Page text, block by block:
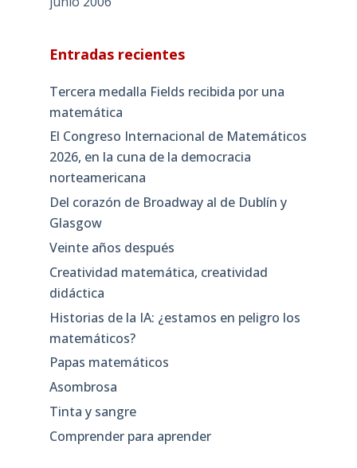
Entradas recientes
Tercera medalla Fields recibida por una
matemática
El Congreso Internacional de Matemáticos
2026, en la cuna de la democracia
norteamericana
Del corazón de Broadway al de Dublín y
Glasgow
Veinte años después
Creatividad matemática, creatividad
didáctica
Historias de la IA: ¿estamos en peligro los
matemáticos?
Papas matemáticos
Asombrosa
Tinta y sangre
Comprender para aprender